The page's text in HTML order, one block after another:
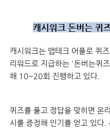
캐시워크 돈버는 퀴
캐시워크는 앱테크 어플로 퀴
리워드로 지급하는 '돈버는퀴
해 10~20회 진행하고 있다.
퀴즈를 풀고 정답을 맞히면 온
시를 증정해 인기를 얻고 있